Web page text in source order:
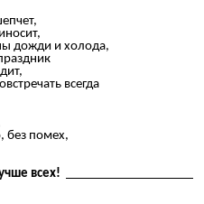
и холода,
всегда
помех,
всех!